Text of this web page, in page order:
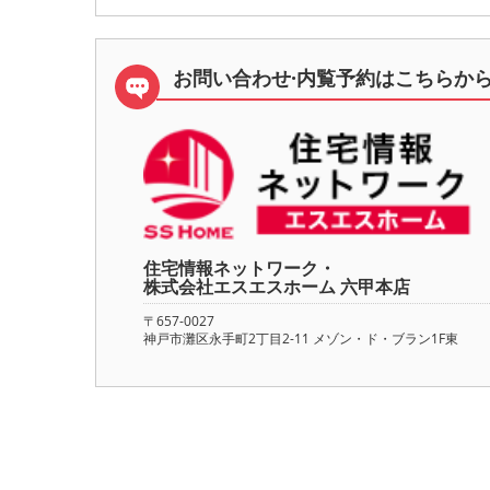
お問い合わせ·内覧予約はこちらか
住宅情報ネットワーク・
株式会社エスエスホーム 六甲本店
〒657-0027
神戸市灘区永手町2丁目2-11 メゾン・ド・ブラン1F東